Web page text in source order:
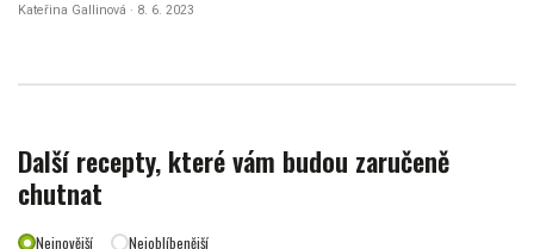
Kateřina Gallinová · 8. 6. 2023
Další recepty, které vám budou zaručeně
chutnat
Nejnovější Nejoblíbenější